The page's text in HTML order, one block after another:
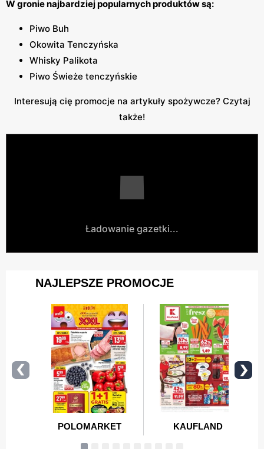
W gronie najbardziej popularnych produktów są:
Piwo Buh
Okowita Tenczyńska
Whisky Palikota
Piwo Świeże tenczyńskie
Interesują cię promocje na artykuły spożywcze? Czytaj
także!
Ładowanie gazetki...